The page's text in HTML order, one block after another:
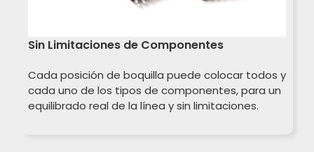
Sin Limitaciones de Componentes
Cada posición de boquilla puede colocar todos y
cada uno de los tipos de componentes, para un
equilibrado real de la línea y sin limitaciones.